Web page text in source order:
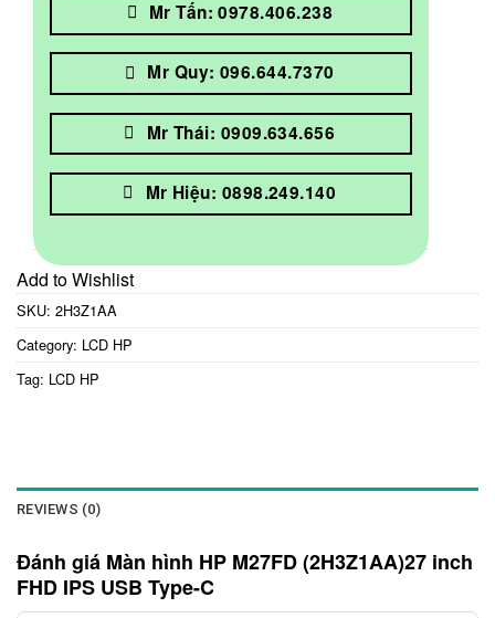
Mr Tấn: 0978.406.238
Mr Quy: 096.644.7370
Mr Thái: 0909.634.656
Mr Hiệu: 0898.249.140
Add to Wishlist
SKU: 2H3Z1AA
Category: LCD HP
Tag: LCD HP
REVIEWS (0)
Đánh giá Màn hình HP M27FD (2H3Z1AA)27 inch
FHD IPS USB Type-C